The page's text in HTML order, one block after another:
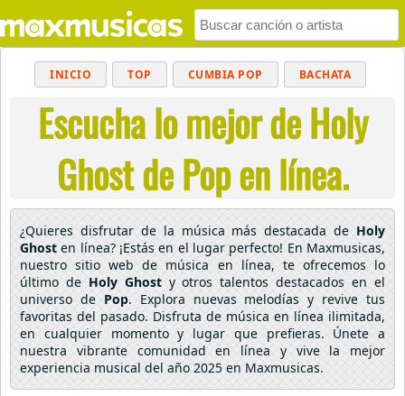
INICIO TOP CUMBIA POP BACHATA
MUSICA CRISTIANA REGGAETON
BALADAS ALTERNATIVO ELECTRÓNICA
CUMBIAS
Escucha lo mejor de Holy
Ghost de Pop en línea.
¿Quieres disfrutar de la música más destacada de Holy
Ghost en línea? ¡Estás en el lugar perfecto! En Maxmusicas,
nuestro sitio web de música en línea, te ofrecemos lo
último de Holy Ghosty otros talentos destacados en el
universo de Pop. Explora nuevas melodías y revive tus
favoritas del pasado. Disfruta de música en línea ilimitada,
en cualquier momento y lugar que prefieras. Únete a
nuestra vibrante comunidad en línea y vive la mejor
experiencia musical del año 2025 en Maxmusicas.